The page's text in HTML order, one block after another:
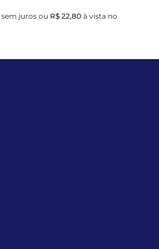
sem juros ou R$ 22,80 à vista no